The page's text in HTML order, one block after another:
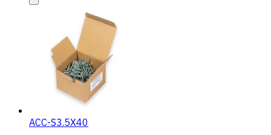
ACC-S3.5X40